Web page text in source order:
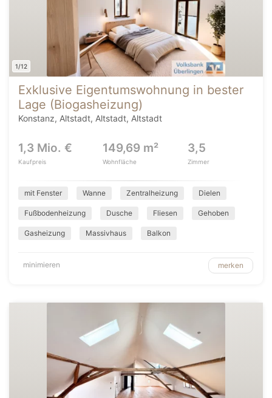
1/12
Exklusive Eigentumswohnung in bester
Lage (Biogasheizung)
Konstanz, Altstadt, Altstadt, Altstadt
1,3 Mio. €
Kaufpreis
149,69 m²
Wohnfläche
3,5
Zimmer
mit Fenster Wanne Zentralheizung Dielen
Fußbodenheizung Dusche Fliesen Gehoben
Gasheizung Massivhaus Balkon
minimieren merken